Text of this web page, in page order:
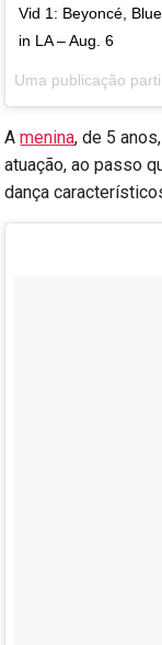
Vid 1: Beyoncé,
in LA – Aug. 6
Uma publicação
Amenina, de 5
atuação, ao passo
dança